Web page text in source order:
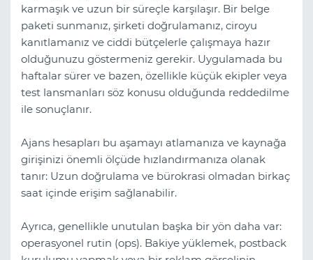
karmaşık ve uzun bir süreçle karşılaşır. Bir belge
paketi sunmanız, şirketi doğrulamanız, ciroyu
kanıtlamanız ve ciddi bütçelerle çalışmaya hazır
olduğunuzu göstermeniz gerekir. Uygulamada bu
haftalar sürer ve bazen, özellikle küçük ekipler veya
test lansmanları söz konusu olduğunda reddedilme
ile sonuçlanır.
Ajans hesapları bu aşamayı atlamanıza ve kaynağa
girişinizi önemli ölçüde hızlandırmanıza olanak
tanır: Uzun doğrulama ve bürokrasi olmadan birkaç
saat içinde erişim sağlanabilir.
Ayrıca, genellikle unutulan başka bir yön daha var:
operasyonel rutin (ops). Bakiye yüklemek, postback